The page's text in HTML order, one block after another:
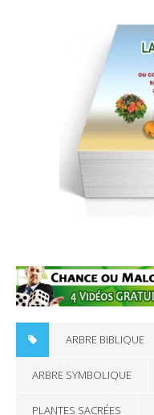
ARBRE BIBLIQUE
ARBRE SYMBOLIQUE
PLANTES SACRÉES